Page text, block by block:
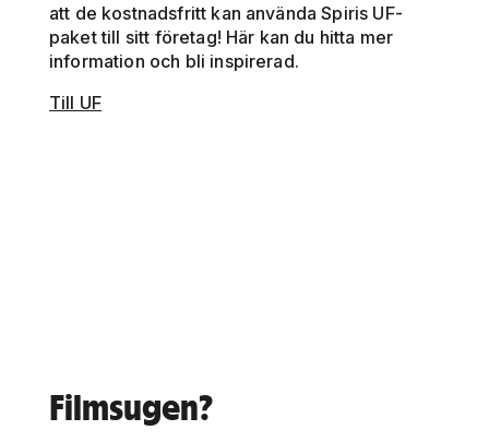
att de kostnadsfritt kan använda Spiris UF-
paket till sitt företag! Här kan du hitta mer
information och bli inspirerad.
Till UF
Filmsugen?